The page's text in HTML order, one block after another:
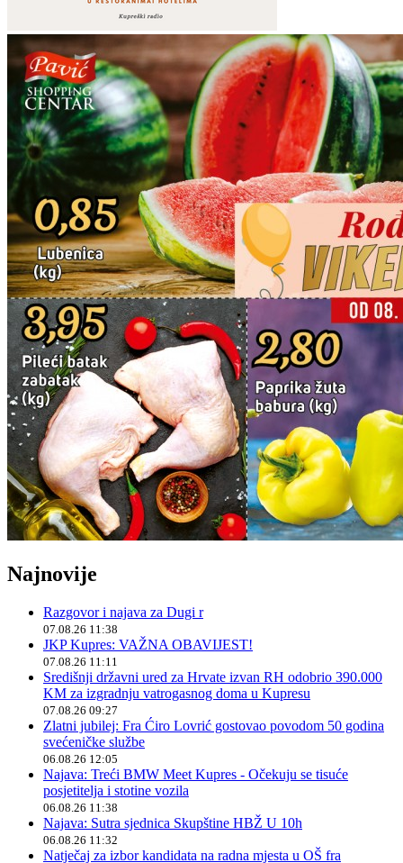
Najnovije
Razgovor i najava za Dugi r
07.08.26 11:38
JKP Kupres: VAŽNA OBAVIJEST!
07.08.26 11:11
Središnji državni ured za Hrvate izvan RH odobrio 390.000
KM za izgradnju vatrogasnog doma u Kupresu
07.08.26 09:27
Zlatni jubilej: Fra Ćiro Lovrić gostovao povodom 50 godina
svećeničke službe
06.08.26 12:05
Najava: Treći BMW Meet Kupres - Očekuju se tisuće
posjetitelja i stotine vozila
06.08.26 11:38
Najava: Sutra sjednica Skupštine HBŽ U 10h
06.08.26 11:32
Natječaj za izbor kandidata na radna mjesta u OŠ fra